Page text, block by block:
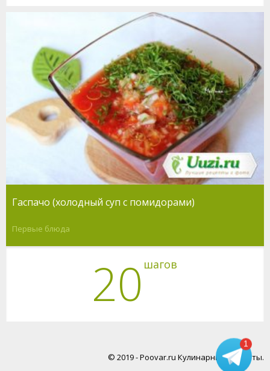
Гаспачо (холодный суп с помидорами)
Первые блюда
20 шагов
© 2019 - Poovar.ru Кулинарные рецепты.
1